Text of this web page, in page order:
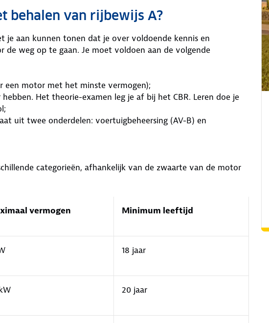
behalen van rijbewijs A?
je aan kunnen tonen dat je over voldoende kennis en
weg op te gaan. Je moet voldoen aan de volgende
een motor met het minste vermogen);
Het theorie-examen leg je af bij het CBR. Leren doe je
uit twee onderdelen: voertuigbeheersing (AV-B) en
categorieën, afhankelijk van de zwaarte van de motor
vermogen Minimum leeftijd
18 jaar
20 jaar